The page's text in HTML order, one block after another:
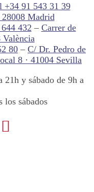
+34 91 543 31 39
28008 Madrid
432 – Carrer de
València
80 – C/ Dr. Pedro de
8 · 41004 Sevilla
21h y sábado de 9h a
los sábados